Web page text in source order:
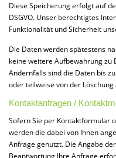
Diese Speicherung erfolgt auf
DSGVO. Unser berechtigtes
Funktionalität und Sicherheit
Die Daten werden spätestens
keine weitere Aufbewahrung
Andernfalls sind die Daten bis
oder teilweise von der
Kontaktanfragen /
Sofern Sie per Kontaktformular
werden die dabei von Ihnen
Anfrage genutzt. Die Angabe
Beantwortung Ihre Anfrage